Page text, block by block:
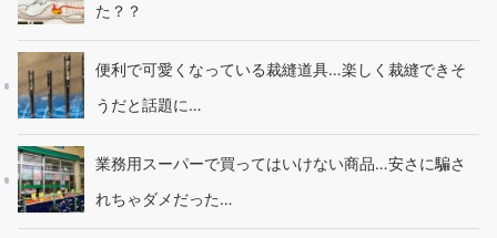
た？？
便利で可愛くなっている裁縫道具…楽しく裁縫できそ
うだと話題に…
業務用スーパーで買ってはいけない商品…安さに騙さ
れちゃダメだった…